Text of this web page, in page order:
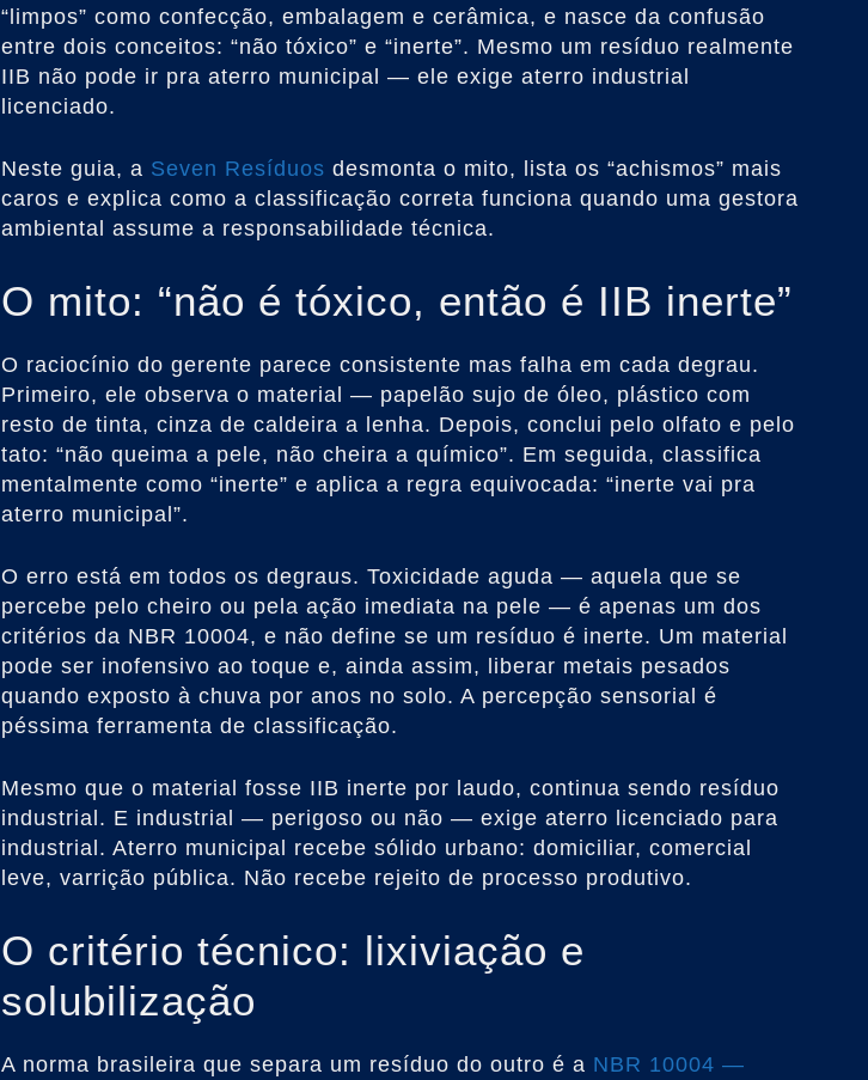
“limpos” como confecção, embalagem e cerâmica, e nasce da confusão
entre dois conceitos: “não tóxico” e “inerte”. Mesmo um resíduo realmente
IIB não pode ir pra aterro municipal — ele exige aterro industrial
licenciado.
Neste guia, a Seven Resíduos desmonta o mito, lista os “achismos” mais
caros e explica como a classificação correta funciona quando uma gestora
ambiental assume a responsabilidade técnica.
O mito: “não é tóxico, então é IIB inerte”
O raciocínio do gerente parece consistente mas falha em cada degrau.
Primeiro, ele observa o material — papelão sujo de óleo, plástico com
resto de tinta, cinza de caldeira a lenha. Depois, conclui pelo olfato e pelo
tato: “não queima a pele, não cheira a químico”. Em seguida, classifica
mentalmente como “inerte” e aplica a regra equivocada: “inerte vai pra
aterro municipal”.
O erro está em todos os degraus. Toxicidade aguda — aquela que se
percebe pelo cheiro ou pela ação imediata na pele — é apenas um dos
critérios da NBR 10004, e não define se um resíduo é inerte. Um material
pode ser inofensivo ao toque e, ainda assim, liberar metais pesados
quando exposto à chuva por anos no solo. A percepção sensorial é
péssima ferramenta de classificação.
Mesmo que o material fosse IIB inerte por laudo, continua sendo resíduo
industrial. E industrial — perigoso ou não — exige aterro licenciado para
industrial. Aterro municipal recebe sólido urbano: domiciliar, comercial
leve, varrição pública. Não recebe rejeito de processo produtivo.
O critério técnico: lixiviação e
solubilização
A norma brasileira que separa um resíduo do outro é a NBR 10004 —